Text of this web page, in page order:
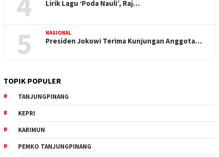
Lirik Lagu ‘Poda Nauli’, Raj…
5 NASIONAL
Presiden Jokowi Terima Kunjungan Anggota…
TOPIK POPULER
TANJUNGPINANG
KEPRI
KARIMUN
PEMKO TANJUNGPINANG